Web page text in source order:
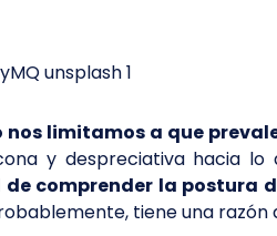
nos limitamos a que
y despreciativa hacia
comprender la postura
tiene una razón